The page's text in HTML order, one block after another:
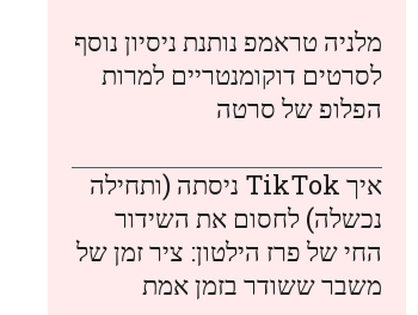
מלניה טראמפ נותנת ניסיון נוסף
לסרטים דוקומנטריים למרות
הפלופ של סרטה
איך TikTok ניסתה (ותחילה
נכשלה) לחסום את השידור
החי של פרז הילטון: ציר זמן של
משבר ששודר בזמן אמת